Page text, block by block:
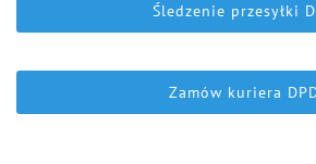
Śledzenie przesyłki
Zamów kuriera